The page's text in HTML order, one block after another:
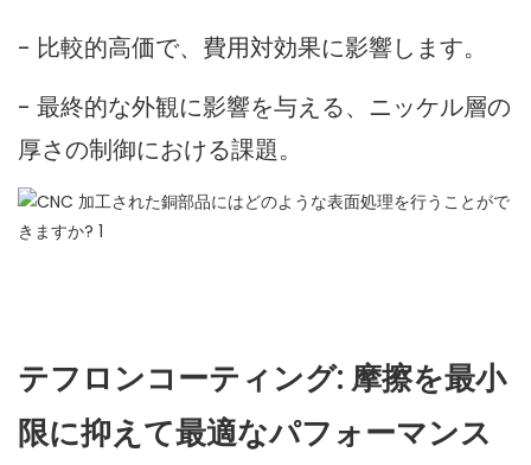
- 比較的高価で、費用対効果に影響します。
- 最終的な外観に影響を与える、ニッケル層の
厚さの制御における課題。
テフロンコーティング: 摩擦を最小
限に抑えて最適なパフォーマンス